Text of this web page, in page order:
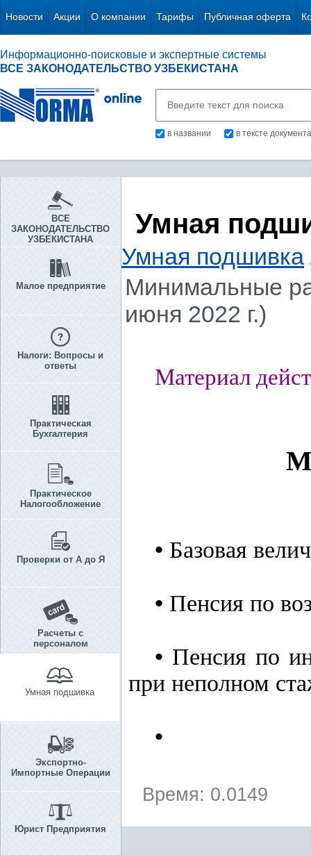
Новости Акции О компании Тарифы Публичная оферта
Информационно-поисковые и экспертные системы
ВСЕ ЗАКОНОДАТЕЛЬСТВО УЗБЕКИСТАНА
в названии в тексте документа
ВСЕ
ЗАКОНОДАТЕЛЬСТВО
УЗБЕКИСТАНА
Малое предприятие
Налоги: Вопросы и
ответы
Практическая
Бухгалтерия
Практическое
Налогообложение
Проверки от А до Я
Расчеты с
персоналом
Умная подшивка
Экспортно-
Импортные Операции
Юрист Предприятия
Умная
Умная подшивка
Минимальные
июня 2022 г.)
Материал
• Базовая
• Пенсия по
• Пенсия по
при неполном
•
Время: 0.0149